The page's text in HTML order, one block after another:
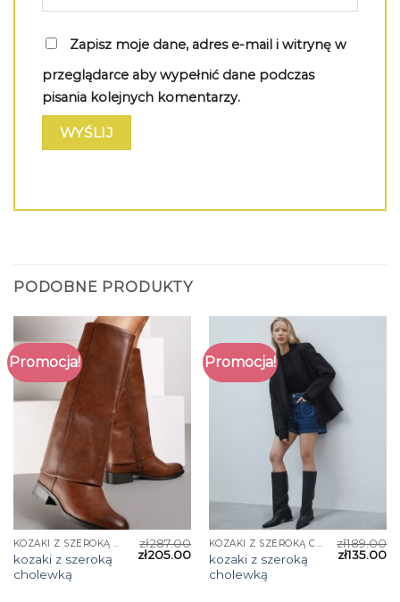
Zapisz moje dane, adres e-mail i witrynę w
przeglądarce aby wypełnić dane podczas
pisania kolejnych komentarzy.
PODOBNE PRODUKTY
Promocja!
KOZAKI Z SZEROKĄ CHOLEWKĄ
kozaki z szeroką
cholewką
zł287.00
zł205.00
Promocja!
KOZAKI Z SZEROKĄ CHOLEWKĄ
kozaki z szeroką
cholewką
zł189.00
zł135.00